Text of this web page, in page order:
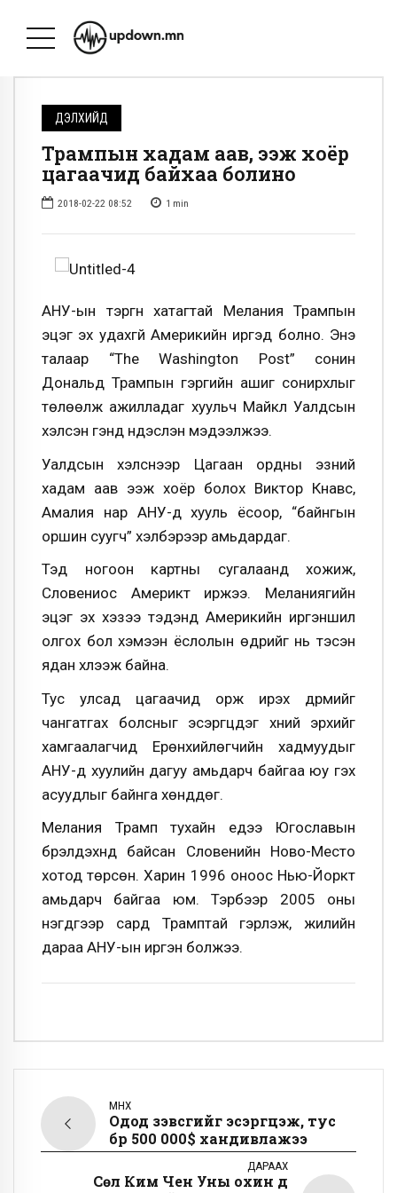
ДЭЛХИЙД
Трампын хадам аав, ээж хоёр
цагаачид байхаа болино
2018-02-22 08:52 1 min
АНУ-ын тэргүүн хатагтай Мелания Трампын
эцэг эх удахгүй Америкийн иргэд болно. Энэ
талаар “The Washington Post” сонин
Дональд Трампын гэргийн ашиг сонирхлыг
төлөөлж ажилладаг хуульч Майкл Уалдсын
хэлсэн үгэнд үндэслэн мэдээлжээ.
Уалдсын хэлснээр Цагаан ордны эзний
хадам аав ээж хоёр болох Виктор Кнавс,
Амалия нар АНУ-д хууль ёсоор, “байнгын
оршин суугч” хэлбэрээр амьдардаг.
Тэд ногоон картны сугалаанд хожиж,
Словениос Америкт иржээ. Меланиягийн
эцэг эх хэзээ тэдэнд Америкийн иргэншил
олгох бол хэмээн ёслолын өдрийг нь тэсэн
ядан хүлээж байна.
Тус улсад цагаачид орж ирэх дүрмийг
чангатгах болсныг эсэргүүцдэг хүний эрхийг
хамгаалагчид Ерөнхийлөгчийн хадмуудыг
АНУ-д хуулийн дагуу амьдарч байгаа юу гэх
асуудлыг байнга хөнддөг.
Мелания Трамп тухайн үедээ Югославын
бүрэлдэхүүнд байсан Словенийн Ново-Место
хотод төрсөн. Харин 1996 оноос Нью-Йоркт
амьдарч байгаа юм. Тэрбээр 2005 оны
нэгдүгээр сард Трамптай гэрлэж, жилийн
дараа АНУ-ын иргэн болжээ.
ӨМНӨХ
Одод зэвсгийг эсэргүүцэж, тус
бүр 500 000$ хандивлажээ
ДАРААХ
Сөүл Ким Чен Уны охин дүү